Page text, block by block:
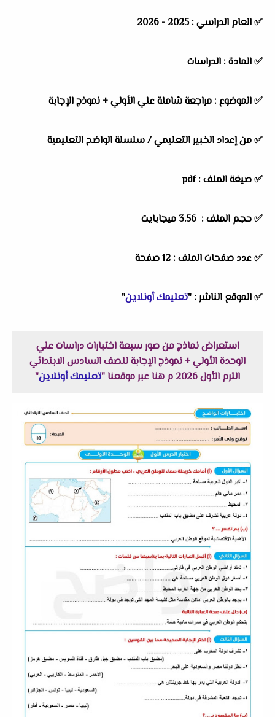
✅العام الدراسي :2025 - 2026
✅المادة : الدراسات
✅الموضوع : مراجعة شاملة علي الأولي + نموذج الإجابة
✅من إعداد الخبير التعليمي / سلسلة الواضح التعليمية
✅ صيغة الملف : pdf
✅ حجم الملف : 3.56 ميجابايت
✅ عدد صفحات الملف : 12 صفحة
✅الموقع الناشر : "تعليمك أونلاين"
استعراض نماذج من صور سبعة اختبارات دراسات علي
الوحدة الأولي + نموذج الإجابة للصف السادس الابتدائي
الترم الأول 2026 م هنا عبر موقعنا "
تعليمك أونلاين"